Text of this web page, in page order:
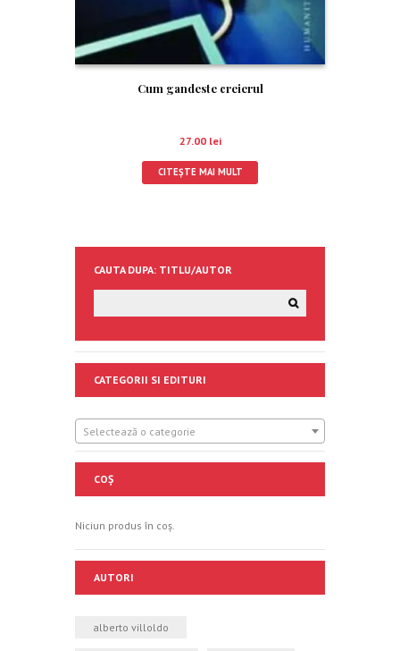
Cum gandeste creierul
27.00 lei
CITEȘTE MAI MULT
CAUTA DUPA: TITLU/AUTOR
CATEGORII SI EDITURI
Selectează o categorie
COȘ
Niciun produs în coș.
AUTORI
alberto villoldo